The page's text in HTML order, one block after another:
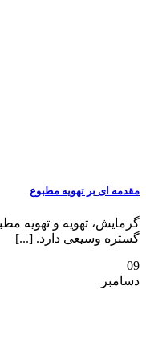
مقدمه ای بر تهویه مطبوع
گستره وسیعی دارد. [...]
09
دسامبر